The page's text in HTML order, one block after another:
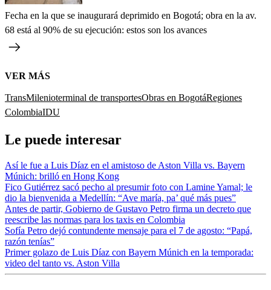
Fecha en la que se inaugurará deprimido en Bogotá; obra en la av.
68 está al 90% de su ejecución: estos son los avances
VER MÁS
TransMilenioterminal de transportesObras en BogotáRegiones
ColombiaIDU
Le puede interesar
Así le fue a Luis Díaz en el amistoso de Aston Villa vs. Bayern
Múnich: brilló en Hong Kong
Fico Gutiérrez sacó pecho al presumir foto con Lamine Yamal; le
dio la bienvenida a Medellín: “Ave maría, pa’ qué más pues”
Antes de partir, Gobierno de Gustavo Petro firma un decreto que
reescribe las normas para los taxis en Colombia
Sofía Petro dejó contundente mensaje para el 7 de agosto: “Papá,
razón tenías”
Primer golazo de Luis Díaz con Bayern Múnich en la temporada:
video del tanto vs. Aston Villa